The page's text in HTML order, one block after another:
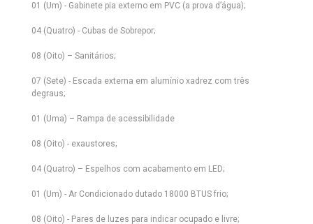
01 (Um) - Gabinete pia externo em PVC (a prova d’água);
04 (Quatro) - Cubas de Sobrepor;
08 (Oito) – Sanitários;
07 (Sete) - Escada externa em alumínio xadrez com três
degraus;
01 (Uma) – Rampa de acessibilidade
08 (Oito) - exaustores;
04 (Quatro) – Espelhos com acabamento em LED;
01 (Um) - Ar Condicionado dutado 18000 BTUS frio;
08 (Oito) - Pares de luzes para indicar ocupado e livre;